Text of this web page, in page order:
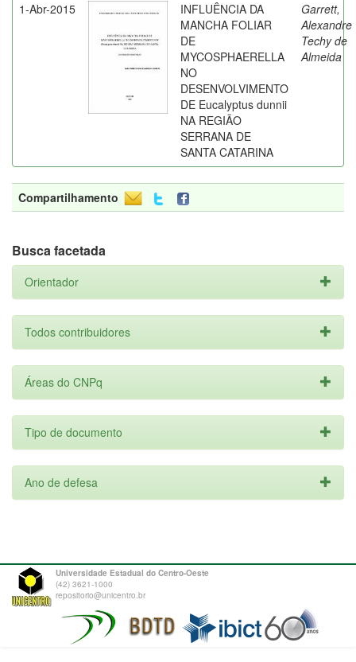
1-Abr-2015
INFLUÊNCIA DA
MANCHA FOLIAR
DE
MYCOSPHAERELLA
NO
DESENVOLVIMENTO
DE Eucalyptus dunnii
NA REGIÃO
SERRANA DE
SANTA CATARINA
Garrett,
Alexandre
Techy de
Almeida
Compartilhamento
Busca facetada
Orientador
Todos contribuidores
Áreas do CNPq
Tipo de documento
Ano de defesa
Universidade Estadual do Centro-Oeste
(42) 3621-1000
repositorio@unicentro.br